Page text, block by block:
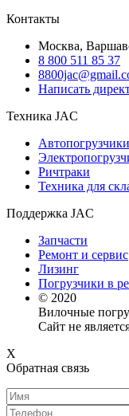
Контакты
Москва,
8 800 511 85 37
Написать
Техника JAC
Автопогрузчики
Ричтраки
Техника для
Поддержка JAC
Запчасти
Ремонт и сервис
Лизинг
Погрузчики в
© 2020
Вилочные
Сайт не
X
Обратная связь